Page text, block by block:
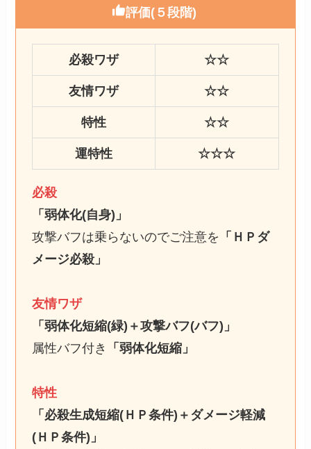
評価(５段階)
必殺ワザ ☆☆
友情ワザ ☆☆
特性 ☆☆
運特性 ☆☆☆
必殺
「弱体化(自身)」
攻撃バフは乗らないのでご注意を 「ＨＰダ
メージ必殺」
友情ワザ
「弱体化短縮(緑)＋攻撃バフ(バフ)」
属性バフ付き
「弱体化短縮」
特性
「必殺生成短縮(ＨＰ条件)＋ダメージ軽減
(ＨＰ条件)」